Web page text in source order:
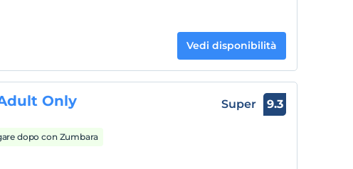
Vedi disponibilità
Only
dopo con Zumbara
Super 9.3